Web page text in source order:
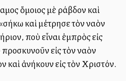
ὅμοιος μὲ ράβδον καὶ
καὶ μέτρησε τὸν ναὸν
ποὺ εἶναι ἐμπρὸς εἰς
εἰς τὸν ναὸν
καὶ ἀνήκουν εἰς τὸν Χριστόν.